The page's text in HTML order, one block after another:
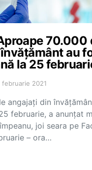
70.000
au
la 25
februarie 2021
angajați din
februarie, a anunțat
joi seara pe
– ora…